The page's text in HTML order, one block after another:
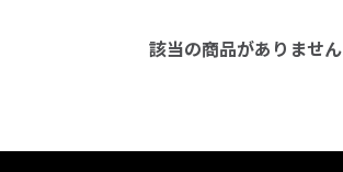
該当の商品がありません